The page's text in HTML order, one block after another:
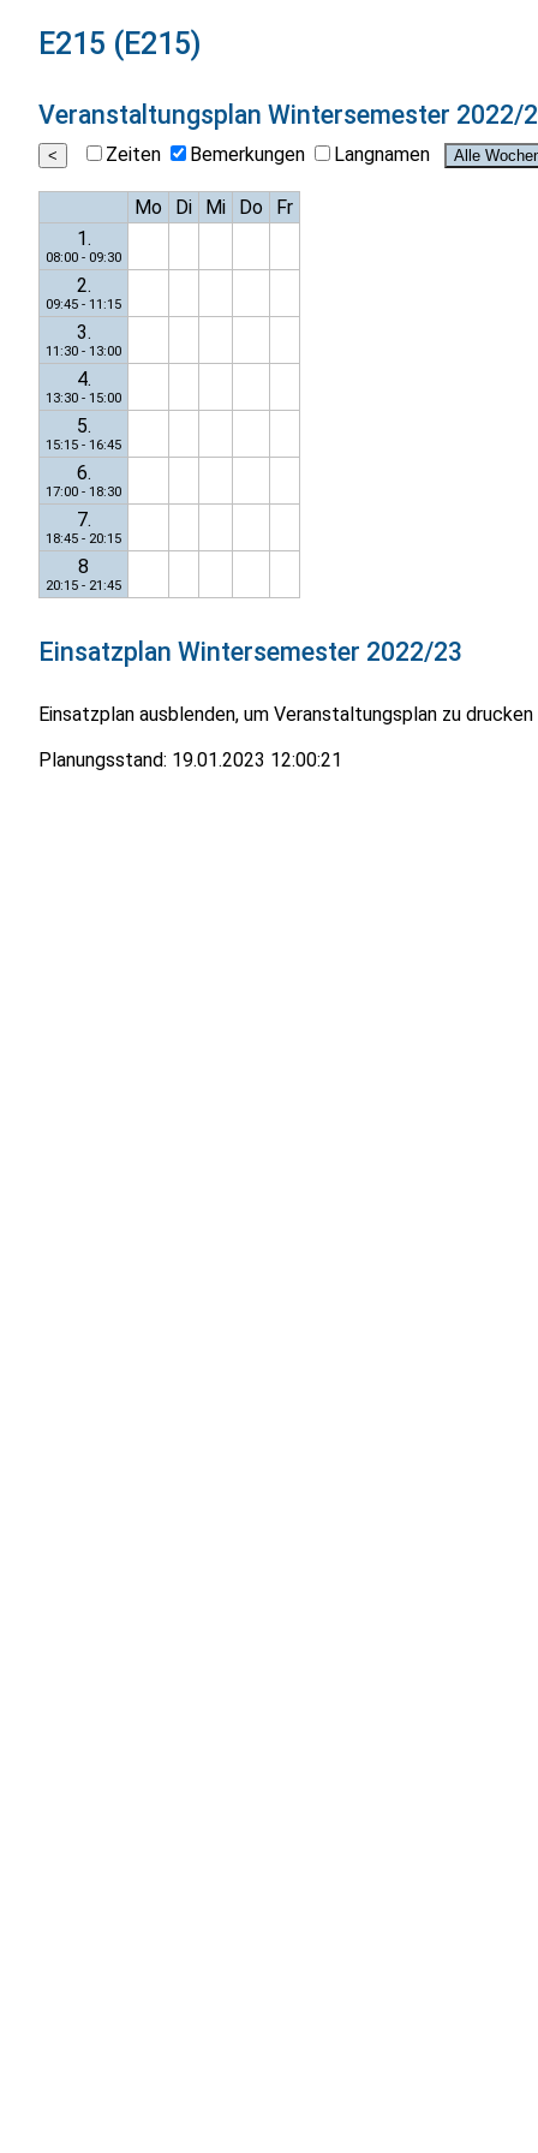
E215 (E215)
Veranstaltungsplan Wintersemester 2022/
Zeiten Bemerkungen Langnamen
Mo Di Mi Do
Fr
1.
08:00 - 09:30
2.
09:45 - 11:15
3.
11:30 - 13:00
4.
13:30 - 15:00
5.
15:15 - 16:45
6.
17:00 - 18:30
7.
18:45 - 20:15
8
20:15 - 21:45
Einsatzplan Wintersemester 2022/23
Einsatzplan ausblenden, um Veranstaltungsplan zu drucken
Planungsstand: 19.01.2023 12:00:21